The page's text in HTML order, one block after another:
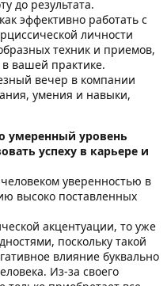
до результата.
эффективно работать с
личности
техник и приемов,
вашей практике.
вечер в компании
умения и навыки,
умеренный уровень
успеху в карьере и
уверенностью в
высоко поставленных
акцентуации, то уже
поскольку такой
влияние буквально
Из-за своего